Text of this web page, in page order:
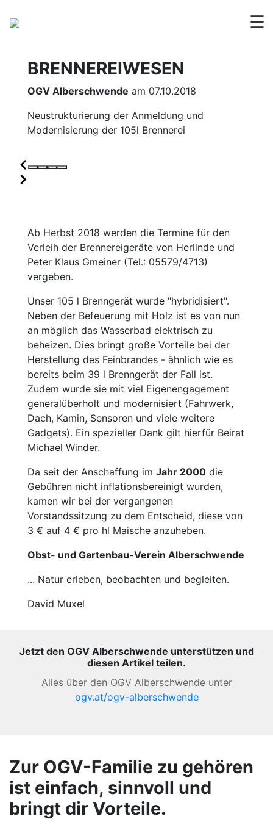
☰
BRENNEREIWESEN
OGV Alberschwende am 07.10.2018
Neustrukturierung der Anmeldung und
Modernisierung der 105l Brennerei
Ab Herbst 2018 werden die Termine für den
Verleih der Brennereigeräte von Herlinde und
Peter Klaus Gmeiner (Tel.: 05579/4713)
vergeben.
Unser 105 l Brenngerät wurde "hybridisiert".
Neben der Befeuerung mit Holz ist es von nun
an möglich das Wasserbad elektrisch zu
beheizen. Dies bringt große Vorteile bei der
Herstellung des Feinbrandes - ähnlich wie es
bereits beim 39 l Brenngerät der Fall ist.
Zudem wurde sie mit viel Eigenengagement
generalüberholt und modernisiert (Fahrwerk,
Dach, Kamin, Sensoren und viele weitere
Gadgets). Ein spezieller Dank gilt hierfür Beirat
Michael Winder.
Da seit der Anschaffung im Jahr 2000 die
Gebühren nicht inflationsbereinigt wurden,
kamen wir bei der vergangenen
Vorstandssitzung zu dem Entscheid, diese von
3 € auf 4 € pro hl Maische anzuheben.
Obst- und Gartenbau-Verein Alberschwende
... Natur erleben, beobachten und begleiten.
David Muxel
Jetzt den OGV Alberschwende unterstützen und
diesen Artikel teilen.
Alles über den OGV Alberschwende unter
ogv.at/ogv-alberschwende
Zur OGV-Familie zu gehören
ist einfach, sinnvoll und
bringt dir Vorteile.